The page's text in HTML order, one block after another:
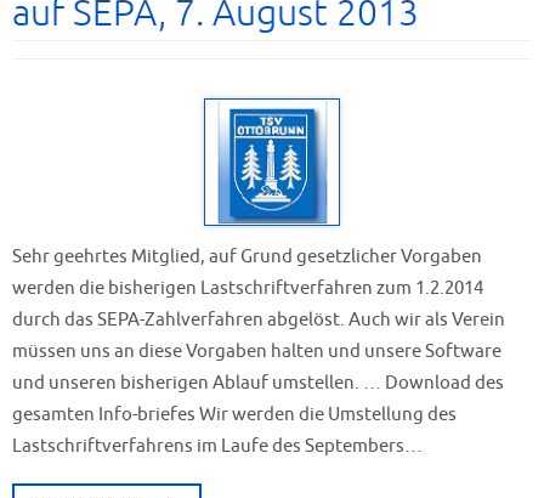
auf SEPA, 7. August 2013
Sehr geehrtes Mitglied, auf Grund gesetzlicher Vorgaben
werden die bisherigen Lastschriftverfahren zum 1.2.2014
durch das SEPA-Zahlverfahren abgelöst. Auch wir als Verein
müssen uns an diese Vorgaben halten und unsere Software
und unseren bisherigen Ablauf umstellen. … Download des
gesamten Info-briefes Wir werden die Umstellung des
Lastschriftverfahrens im Laufe des Septembers…